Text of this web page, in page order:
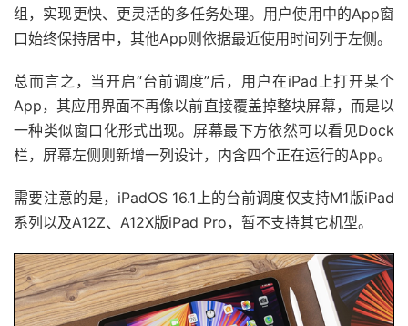
组，实现更快、更灵活的多任务处理。用户使用中的App窗
口始终保持居中，其他App则依据最近使用时间列于左侧。
总而言之，当开启“台前调度”后，用户在iPad上打开某个
App，其应用界面不再像以前直接覆盖掉整块屏幕，而是以
一种类似窗口化形式出现。屏幕最下方依然可以看见Dock
栏，屏幕左侧则新增一列设计，内含四个正在运行的App。
需要注意的是，iPadOS 16.1上的台前调度仅支持M1版iPad
系列以及A12Z、A12X版iPad Pro，暂不支持其它机型。